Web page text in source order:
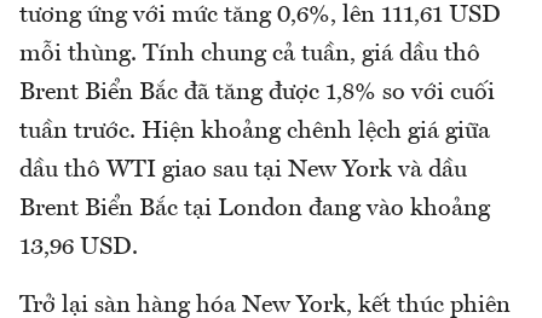
tương ứng với mức tăng 0,6%, lên 111,61 USD
mỗi thùng. Tính chung cả tuần, giá dầu thô
Brent Biển Bắc đã tăng được 1,8% so với cuối
tuần trước. Hiện khoảng chênh lệch giá giữa
dầu thô WTI giao sau tại New York và dầu
Brent Biển Bắc tại London đang vào khoảng
13,96 USD.
Trở lại sàn hàng hóa New York, kết thúc phiên